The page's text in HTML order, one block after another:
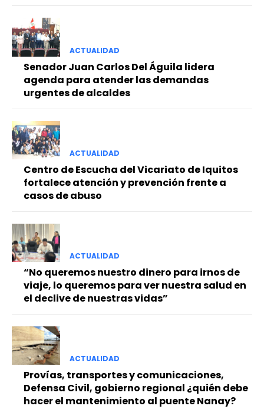
ACTUALIDAD
Senador Juan Carlos Del Águila lidera
agenda para atender las demandas
urgentes de alcaldes
ACTUALIDAD
Centro de Escucha del Vicariato de Iquitos
fortalece atención y prevención frente a
casos de abuso
ACTUALIDAD
“No queremos nuestro dinero para irnos de
viaje, lo queremos para ver nuestra salud en
el declive de nuestras vidas”
ACTUALIDAD
Provías, transportes y comunicaciones,
Defensa Civil, gobierno regional ¿quién debe
hacer el mantenimiento al puente Nanay?